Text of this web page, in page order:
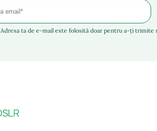
Adresa ta de e-mail este folosită doar pentru a-ți trimite